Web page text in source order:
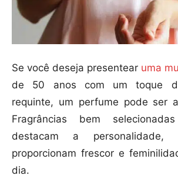
Se você deseja presentear uma
de 50 anos com um toque
requinte, um perfume pode ser
Fragrâncias bem
destacam a personalidade,
proporcionam frescor e
dia.